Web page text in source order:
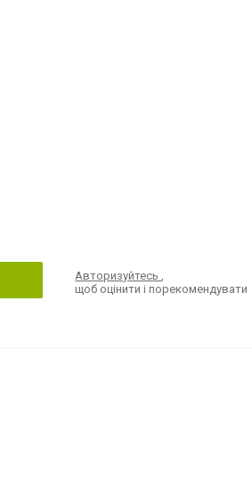
Авторизуйтесь,
щоб оцінити і порекомендувати